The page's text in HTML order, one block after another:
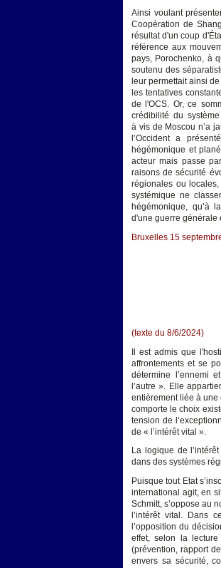
Ainsi voulant
Coopération de
résultat d'un coup
référence aux
pays, Porochenko, à
soutenu des
leur permettait ainsi
les tentatives
de l'OCS. Or, ce
crédibilité du
à vis de Moscou n’a
l’Occident a
hégémonique et
acteur mais passe
raisons de sécurité
régionales ou
systémique ne
hégémonique, qu’à
d'une guerre générale
Bruxelles 15
(texte du 8/6/2024)
Il est admis que
affrontements et se
détermine l’ennemi
l’autre ». Elle
entièrement liée à une
comporte le choix
tension de
de « l’intérêt vital ».
La logique de
dans des systèmes
Puisque tout Etat
international agit, en
Schmitt, s’oppose au
l’intérêt vital. Dans
l’opposition du
effet, selon la lecture
(prévention, rapport
envers sa sécurité,